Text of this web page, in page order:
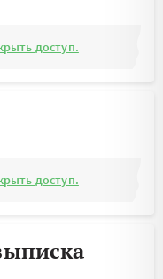
доступ.
доступ.